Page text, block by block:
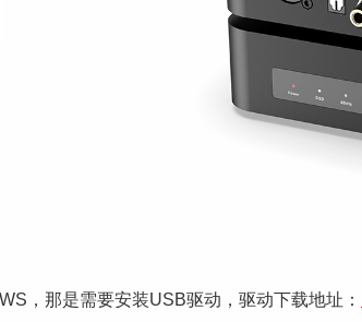
，那是需要安装USB驱动，驱动下载地址：